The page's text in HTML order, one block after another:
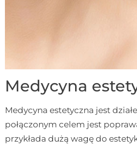
Medycyna
Medycyna estetyczna jest
połączonym celem jest
przykłada dużą wagę do